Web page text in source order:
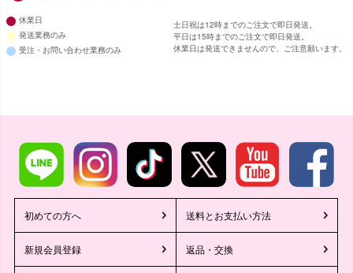
休業日
発送業務のみ
受注・お問い合わせ業務のみ
土日祝は12時までのご注文で即日発送。
平日は15時までのご注文で即日発送。
休業日は発送できませんので、ご注意願います。
初めての方へ 送料とお支払い方法
新規会員登録 返品・交換